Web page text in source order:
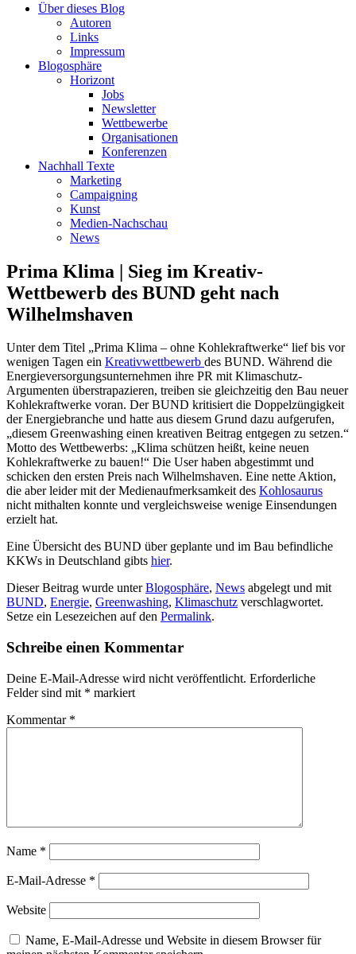
Über dieses Blog
Autoren
Links
Impressum
Blogosphäre
Horizont
Jobs
Newsletter
Wettbewerbe
Organisationen
Konferenzen
Nachhall Texte
Marketing
Campaigning
Kunst
Medien-Nachschau
News
Prima Klima | Sieg im Kreativ-
Wettbewerb des BUND geht nach
Wilhelmshaven
Unter dem Titel „Prima Klima – ohne Kohlekraftwerke“ lief bis vor
wenigen Tagen ein Kreativwettbewerb des BUND. Während die
Energieversorgungsunternehmen ihre PR mit Klimaschutz-
Argumenten überstrapazieren, treiben sie gleichzeitig den Bau neuer
Kohlekraftwerke voran. Der BUND kritisiert die Doppelzüngigkeit
der Energiebranche und hatte aus diesem Grund dazu aufgerufen,
„diesem Greenwashing einen kreativen Beitrag entgegen zu setzen.“
Motto des Wettbewerbs: „Klima schützen heißt, keine neuen
Kohlekraftwerke zu bauen!“ Die User haben abgestimmt und
schicken den ersten Preis nach Wilhelmshaven. Eine nette Aktion,
die aber leider mit der Medienaufmerksamkeit des Kohlosaurus
nicht mithalten konnte und vergleichsweise wenige Einsendungen
erzielt hat.
Eine Übersicht des BUND über geplante und im Bau befindliche
KKWs in Deutschland gibts hier.
Dieser Beitrag wurde unterBlogosphäre, News abgelegt und mit
BUND, Energie, Greenwashing, Klimaschutz verschlagwortet.
Setze ein Lesezeichen auf den Permalink.
Schreibe einen Kommentar
Deine E-Mail-Adresse wird nicht veröffentlicht. Erforderliche
Felder sind mit * markiert
Kommentar *
Name *
E-Mail-Adresse *
Website
Name, E-Mail-Adresse und Website in diesem Browser für